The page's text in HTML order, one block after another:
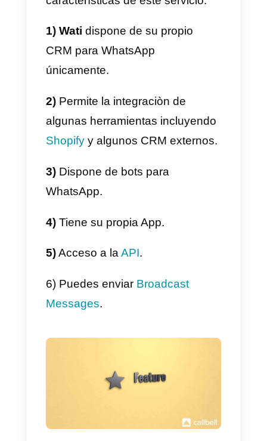
Principales características
tiene múltiples
características, como es una
las características se limitan a
atractivas, aquí te nombramos
alguna de las principales
características de este servicio:
dispone de su propio
CRM para WhatsApp
únicamente.
2)Permite la integraciòn de